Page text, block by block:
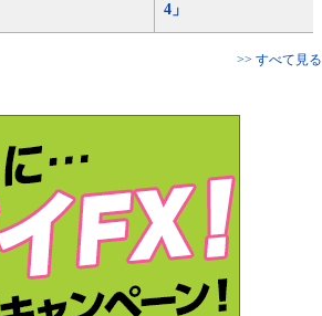
4」
>> すべて見る